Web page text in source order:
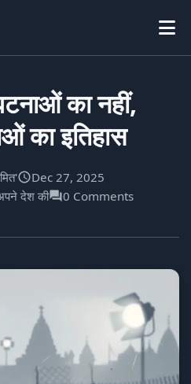
का नहीं,
का इतिहास
Dec 27, 2025
देश की
0 Comments